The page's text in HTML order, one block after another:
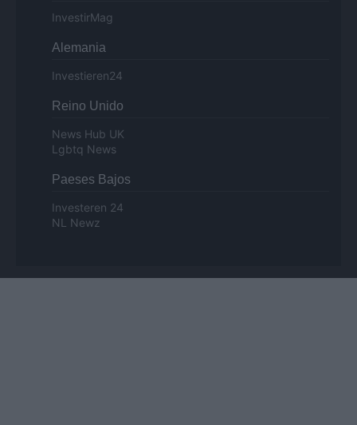
InvestirMag
Alemania
Investieren24
Reino Unido
News Hub UK
Lgbtq News
Paeses Bajos
Investeren 24
NL Newz